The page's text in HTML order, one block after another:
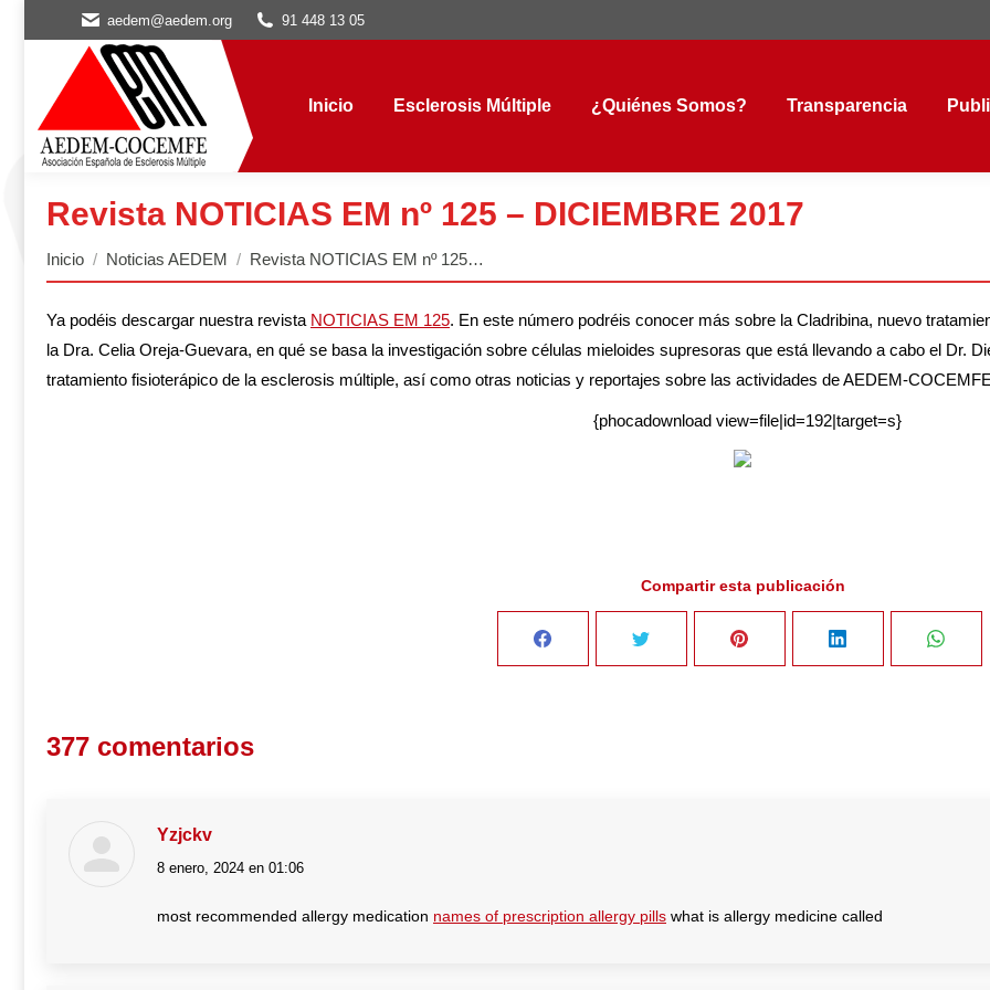
aedem@aedem.org 91 448 13 05
Inicio Esclerosis Múltiple ¿Quiénes Somos? Transparencia
Revista NOTICIAS EM nº 125 – DICIEMBRE 2017
Estás aquí:
Inicio Noticias AEDEM Revista NOTICIAS EM nº 125…
Ya podéis descargar nuestra revista NOTICIAS EM 125. En este número podréis conocer más sobre la Cladribina, nuevo
la Dra. Celia Oreja-Guevara, en qué se basa la investigación sobre células mieloides supresoras que está llevando a cabo el Dr.
tratamiento fisioterápico de la esclerosis múltiple, así como otras noticias y reportajes sobre las actividades de AEDEM-
{phocadownload view=file|id=192|target=s}
Compartir esta publicación
377 comentarios
Yzjckv
dice:
8 enero, 2024 en 01:06
most recommended allergy medication names of prescription allergy pills what is allergy medicine called